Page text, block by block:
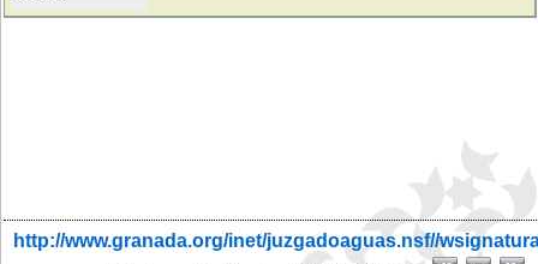
http://www.granada.org/inet/juzgadoaguas.nsf//